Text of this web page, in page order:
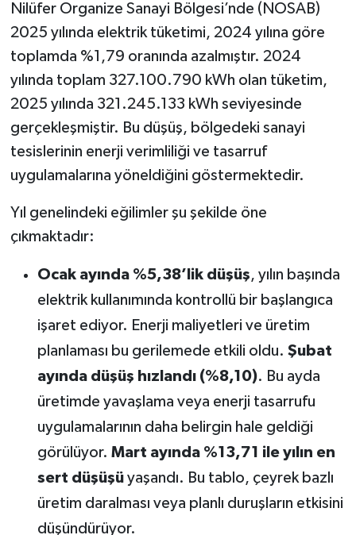
Nilüfer Organize Sanayi Bölgesi’nde (NOSAB)
2025 yılında elektrik tüketimi, 2024 yılına göre
toplamda %1,79 oranında azalmıştır. 2024
yılında toplam 327.100.790 kWh olan tüketim,
2025 yılında 321.245.133 kWh seviyesinde
gerçekleşmiştir. Bu düşüş, bölgedeki sanayi
tesislerinin enerji verimliliği ve tasarruf
uygulamalarına yöneldiğini göstermektedir.
Yıl genelindeki eğilimler şu şekilde öne
çıkmaktadır:
Ocak ayında %5,38’lik düşüş, yılın başında
elektrik kullanımında kontrollü bir başlangıca
işaret ediyor. Enerji maliyetleri ve üretim
planlaması bu gerilemede etkili oldu. Şubat
ayında düşüş hızlandı (%8,10). Bu ayda
üretimde yavaşlama veya enerji tasarrufu
uygulamalarının daha belirgin hale geldiği
görülüyor. Mart ayında %13,71 ile yılın en
sert düşüşüyaşandı. Bu tablo, çeyrek bazlı
üretim daralması veya planlı duruşların etkisini
düşündürüyor.